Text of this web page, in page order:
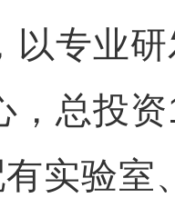
以专业
，总投
实验室